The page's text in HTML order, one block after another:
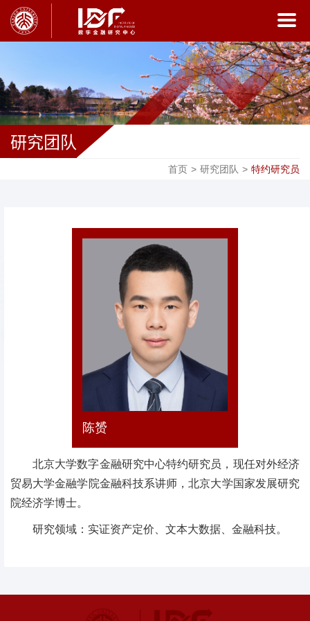
研究团队
首页 > 研究团队 > 特约研究员
陈赟
北京大学数字金融研究中心特约研究员，现任对外经济
贸易大学金融学院金融科技系讲师，北京大学国家发展研究
院经济学博士。
研究领域：实证资产定价、文本大数据、金融科技。